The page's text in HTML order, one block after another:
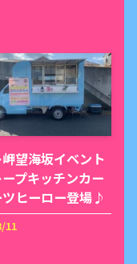
望海坂イベント
プキッチンカー
ヒーロー登場♪
11